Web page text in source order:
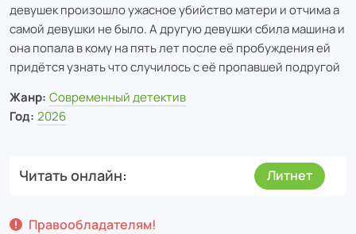
девушек произошло ужасное убийство матери и отчима а
самой девушки не было. А другую девушки сбила машина и
она попала в кому на пять лет после её пробуждения ей
придётся узнать что случилось с её пропавшей подругой
Жанр: Современный детектив
Год: 2026
Читать онлайн Литнет
Правообладателям!